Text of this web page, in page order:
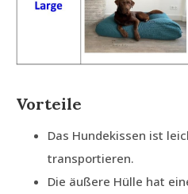
Vorteile
Das Hundekissen ist
transportieren.
Die äußere Hülle hat